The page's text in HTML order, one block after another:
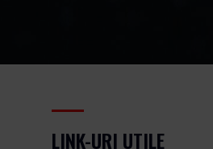
LINK-URI UTILE